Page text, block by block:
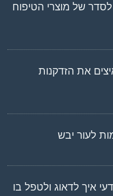
של מוצרי הטיפוח
את הזדקנות
איך לדאוג ולטפל בו